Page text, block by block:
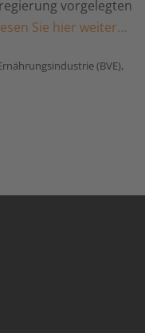
vorgelegten
Sie hier weiter…
(BVE),